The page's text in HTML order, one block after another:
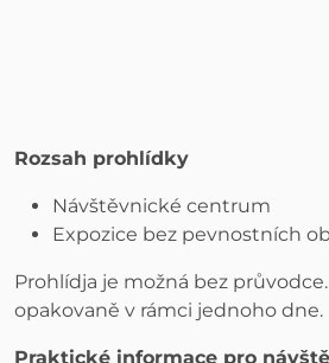
Rozsah prohlídky
Návštěvnické centrum
Expozice bez pevnostních
Prohlídja je možná bez
opakovaně v rámci jednoho dne.
Praktické informace pro